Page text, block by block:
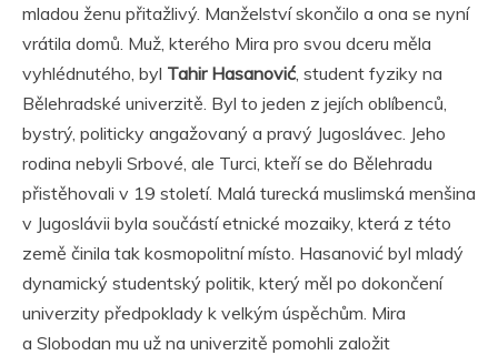
mladou ženu přitažlivý. Manželství skončilo a ona se nyní
vrátila domů. Muž, kterého Mira pro svou dceru měla
vyhlédnutého, byl Tahir Hasanović , student fyziky na
Bělehradské univerzitě. Byl to jeden z jejích oblíbenců,
bystrý, politicky angažovaný a pravý Jugoslávec. Jeho
rodina nebyli Srbové, ale Turci, kteří se do Bělehradu
přistěhovali v 19 století. Malá turecká muslimská menšina
v Jugoslávii byla součástí etnické mozaiky, která z této
země činila tak kosmopolitní místo. Hasanović byl mladý
dynamický studentský politik, který měl po dokončení
univerzity předpoklady k velkým úspěchům. Mira
a Slobodan mu už na univerzitě pomohli založit